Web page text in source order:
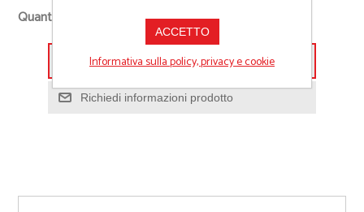
Quantità richiesta
Aggiungi alla lista preventivo
Richiedi informazioni prodotto
ACCETTO
Informativa sulla policy, privacy e cookie